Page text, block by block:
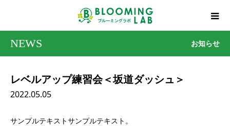
NEWS お知らせ
レベルアップ練習会＜坂道ダッシュ＞
2022.05.05
サンプルテキストサンプルテキスト。